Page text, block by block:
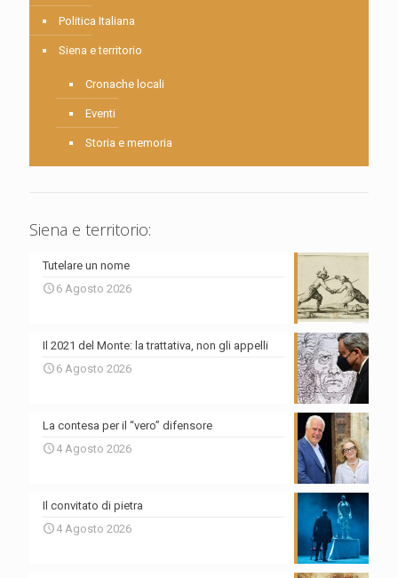
Politica Italiana
Siena e territorio
Cronache locali
Eventi
Storia e memoria
Siena e territorio:
Tutelare un nome
6 Agosto 2026
Il 2021 del Monte: la trattativa, non gli appelli
6 Agosto 2026
La contesa per il “vero” difensore
4 Agosto 2026
Il convitato di pietra
4 Agosto 2026